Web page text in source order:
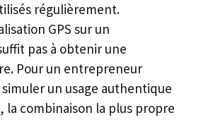
régulièrement.
GPS sur un
pas à obtenir une
Pour un entrepreneur
un usage authentique
, la combinaison la plus propre